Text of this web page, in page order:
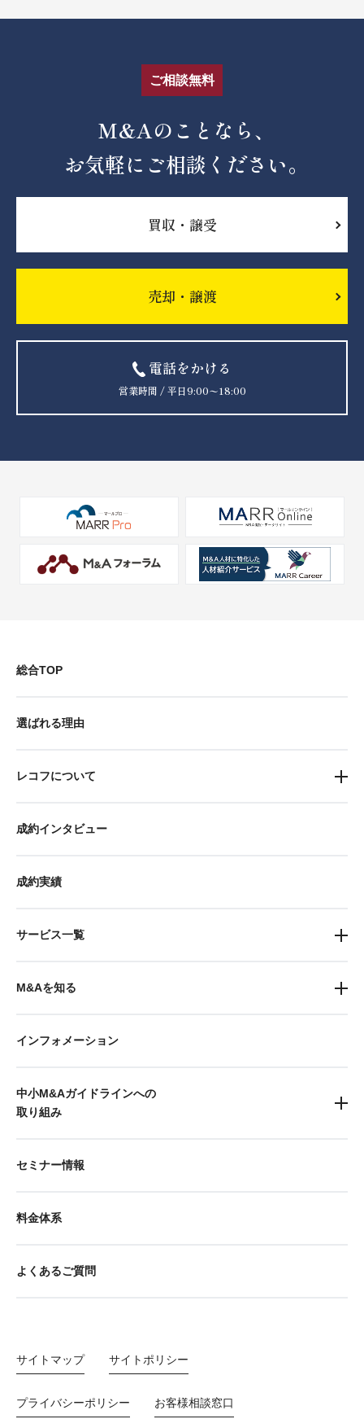
ご相談無料
M&Aのことなら、
お気軽にご相談ください。
買収・譲受
売却・譲渡
電話をかける
営業時間 / 平日9:00〜18:00
総合TOP
選ばれる理由
レコフについて
成約インタビュー
成約実績
サービス一覧
M&Aを知る
インフォメーション
中小M&Aガイドラインへの
取り組み
セミナー情報
料金体系
よくあるご質問
サイトマップ サイトポリシー
プライバシーポリシー お客様相談窓口